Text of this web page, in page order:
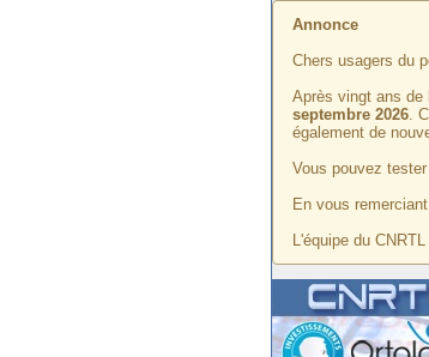
Annonce
Chers usagers du
Après vingt ans de
septembre 2026.
également de
Vous pouvez
En vous
L'équipe du CNRTL